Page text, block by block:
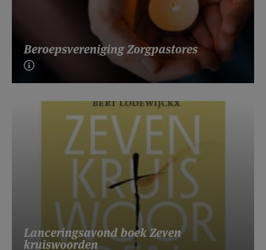
Beroepsvereniging Zorgpastores
Lanceringsavond boek Zeven
kruiswoorden